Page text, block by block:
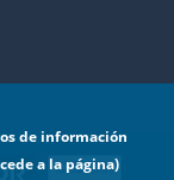
de información
a la página)